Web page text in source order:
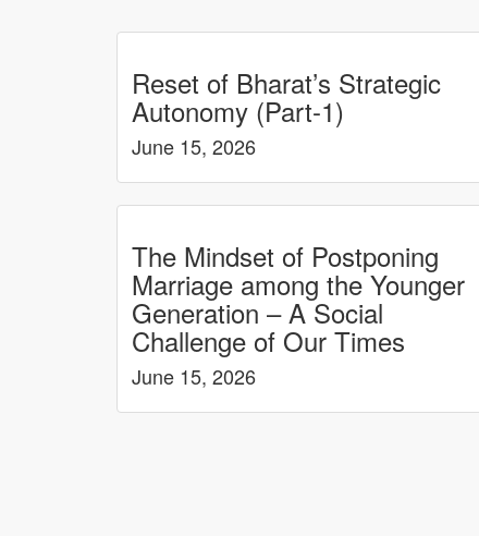
Reset of Bharat’s Strategic
Autonomy (Part-1)
June 15, 2026
The Mindset of Postponing
Marriage among the Younger
Generation – A Social
Challenge of Our Times
June 15, 2026